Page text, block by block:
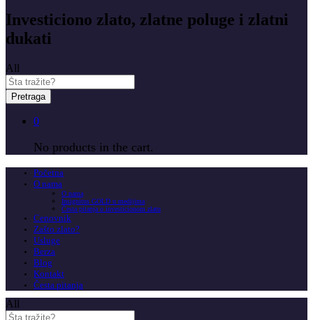
Investiciono zlato, zlatne poluge i zlatni
dukati
All
Pretraga
0
No products in the cart.
Početna
O nama
O nama
Insignitus GOLD u medijima
Česta pitanja o investicionom zlatu
Cenovnik
Zašto zlato?
Usluge
Berza
Blog
Kontakt
Česta pitanja
All